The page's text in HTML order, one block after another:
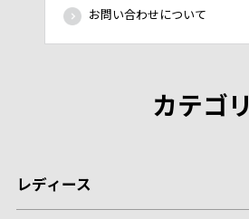
お問い合わせについて
カテゴリ
レディース